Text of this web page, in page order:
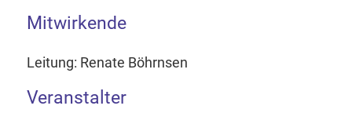
Mitwirkende
Leitung: Renate Böhrnsen
Veranstalter